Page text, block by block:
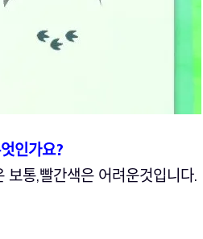
인가요?
통,빨간색은 어려운것입니다.